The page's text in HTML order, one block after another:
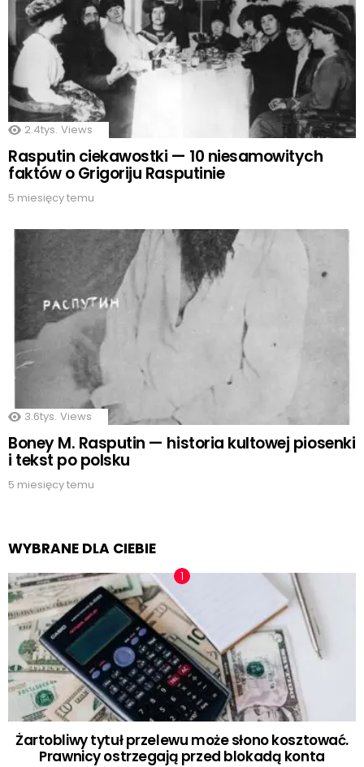
2.4tys. Views
Rasputin ciekawostki — 10 niesamowitych
faktów o Grigoriju Rasputinie
5 miesięcy temu
3.6tys. Views
Boney M. Rasputin — historia kultowej piosenki
i tekst po polsku
5 miesięcy temu
WYBRANE DLA CIEBIE
Żartobliwy tytuł przelewu może słono kosztować.
Prawnicy ostrzegają przed blokadą konta